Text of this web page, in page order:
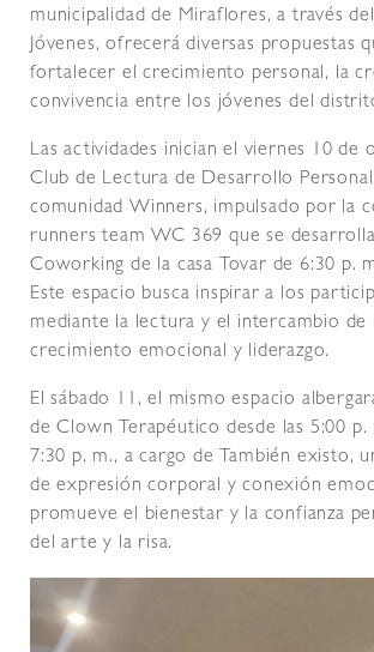
municipalidad de Miraflores, a través
Jóvenes, ofrecerá diversas propuestas
fortalecer el crecimiento personal, la
convivencia entre los jóvenes del
Las actividades inician el viernes 10 de
Club de Lectura de Desarrollo
comunidad Winners, impulsado por la
runners team WC 369 que se
Coworking de la casa Tovar de 6:30 p.
Este espacio busca inspirar a los
mediante la lectura y el intercambio de
crecimiento emocional y liderazgo.
El sábado 11, el mismo espacio
de Clown Terapéutico desde las 5:00 p.
7:30 p. m., a cargo de También existo,
de expresión corporal y conexión
promueve el bienestar y la confianza
del arte y la risa.